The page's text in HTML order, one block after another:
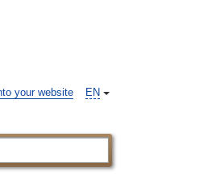
EN
your website